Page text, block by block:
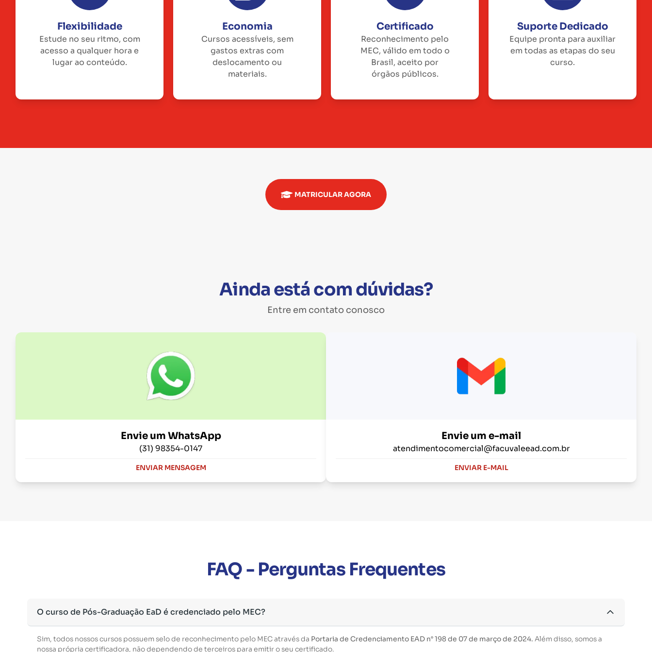
Flexibilidade
Estude no seu ritmo, com
acesso a qualquer hora e
lugar ao conteúdo.
Economia
Cursos acessíveis, sem
gastos extras com
deslocamento ou
materiais.
Certificado
Reconhecimento pelo
MEC, válido em todo o
Brasil, aceito por
órgãos públicos.
Suporte Dedicado
Equipe pronta para auxiliar
em todas as etapas do seu
curso.
MATRICULAR AGORA
Ainda está com dúvidas?
Entre em contato conosco
Envie um WhatsApp
(31) 98354-0147
ENVIAR MENSAGEM
Envie um e-mail
atendimentocomercial@facuvaleead.com.br
ENVIAR E-MAIL
FAQ - Perguntas Frequentes
O curso de Pós-Graduação EaD é credenciado pelo MEC?
Sim, todos nossos cursos possuem selo de reconhecimento pelo MEC através da Portaria de Credenciamento EAD n° 198 de 07 de março de 2024. Além disso, somos a
nossa própria certificadora, não dependendo de terceiros para emitir o seu certificado.